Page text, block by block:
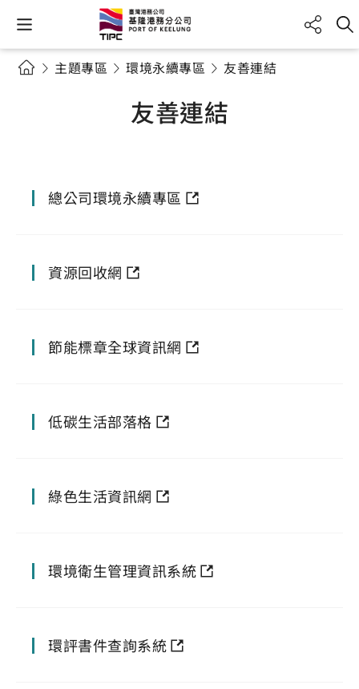
主題專區 環境永續專區 友善連結
友善連結
總公司環境永續專區
資源回收網
節能標章全球資訊網
低碳生活部落格
綠色生活資訊網
環境衛生管理資訊系統
環評書件查詢系統